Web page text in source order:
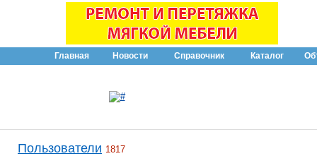
Главная Новости Справочник Каталог
Пользователи 1817